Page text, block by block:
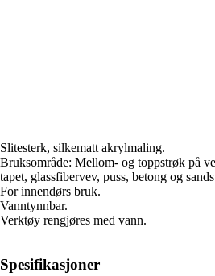
Slitesterk, silkematt akrylmaling.
Bruksområde: Mellom- og toppstrøk på
tapet, glassfibervev, puss, betong og
For innendørs bruk.
Vanntynnbar.
Verktøy rengjøres med vann.
Spesifikasjoner